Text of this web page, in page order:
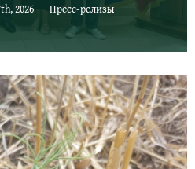
2026 Пресс-релизы